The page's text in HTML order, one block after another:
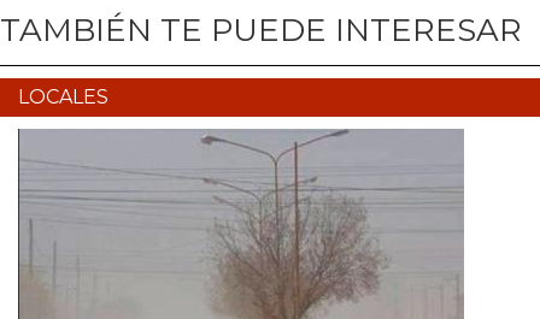
TAMBIÉN TE PUEDE INTERESAR
LOCALES